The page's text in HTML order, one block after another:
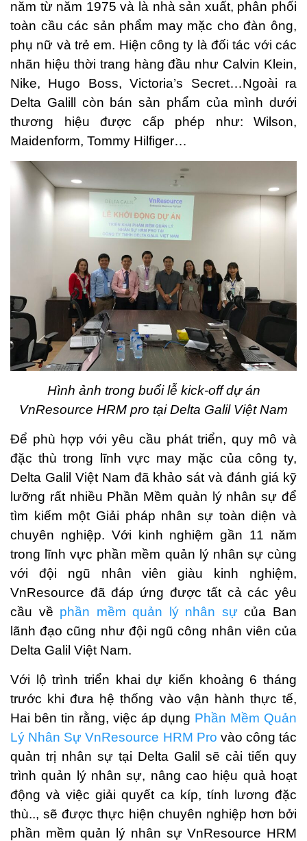
năm từ năm 1975 và là nhà sản xuất, phân phối
toàn cầu các sản phẩm may mặc cho đàn ông,
phụ nữ và trẻ em. Hiện công ty là đối tác với các
nhãn hiệu thời trang hàng đầu như Calvin Klein,
Nike, Hugo Boss, Victoria’s Secret…Ngoài ra
Delta Galill còn bán sản phẩm của mình dưới
thương hiệu được cấp phép như: Wilson,
Maidenform, Tommy Hilfiger…
Hình ảnh trong buổi lễ kick-off dự án
VnResource HRM pro tại Delta Galil Việt Nam
Để phù hợp với yêu cầu phát triển, quy mô và
đặc thù trong lĩnh vực may mặc của công ty,
Delta Galil Việt Nam đã khảo sát và đánh giá kỹ
lưỡng rất nhiều Phần Mềm quản lý nhân sự để
tìm kiếm một Giải pháp nhân sự toàn diện và
chuyên nghiệp. Với kinh nghiệm gần 11 năm
trong lĩnh vực phần mềm quản lý nhân sự cùng
với đội ngũ nhân viên giàu kinh nghiệm,
VnResource đã đáp ứng được tất cả các yêu
cầu về phần mềm quản lý nhân sựcủa Ban
lãnh đạo cũng như đội ngũ công nhân viên của
Delta Galil Việt Nam.
Với lộ trình triển khai dự kiến khoảng 6 tháng
trước khi đưa hệ thống vào vận hành thực tế,
Hai bên tin rằng, việc áp dụng Phần Mềm Quản
Lý Nhân Sự VnResource HRM Pro vào công tác
quản trị nhân sự tại Delta Galil sẽ cải tiến quy
trình quản lý nhân sự, nâng cao hiệu quả hoạt
động và việc giải quyết ca kíp, tính lương đặc
thù.., sẽ được thực hiện chuyên nghiệp hơn bởi
phần mềm quản lý nhân sự VnResource HRM